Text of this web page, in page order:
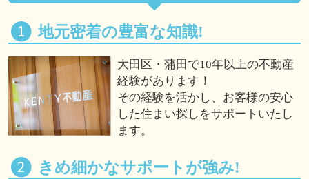
地元密着の豊富な知識!
大田区・蒲田で10年以上の不動産
経験があります！
その経験を活かし、お客様の安心
した住まい探しをサポートいたし
ます。
きめ細かなサポートが強み!